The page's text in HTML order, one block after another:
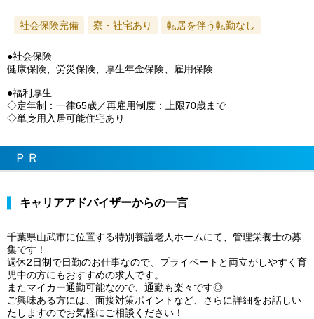
社会保険完備 寮・社宅あり 転居を伴う転勤なし
●社会保険
健康保険、労災保険、厚生年金保険、雇用保険
●福利厚生
◇定年制：一律65歳／再雇用制度：上限70歳まで
◇単身用入居可能住宅あり
ＰＲ
キャリアアドバイザーからの一言
千葉県山武市に位置する特別養護老人ホームにて、管理栄養士の募
集です！
週休2日制で日勤のお仕事なので、プライベートと両立がしやすく育
児中の方にもおすすめの求人です。
またマイカー通勤可能なので、通勤も楽々です◎
ご興味ある方には、面接対策ポイントなど、さらに詳細をお話しい
たしますのでお気軽にご相談ください！